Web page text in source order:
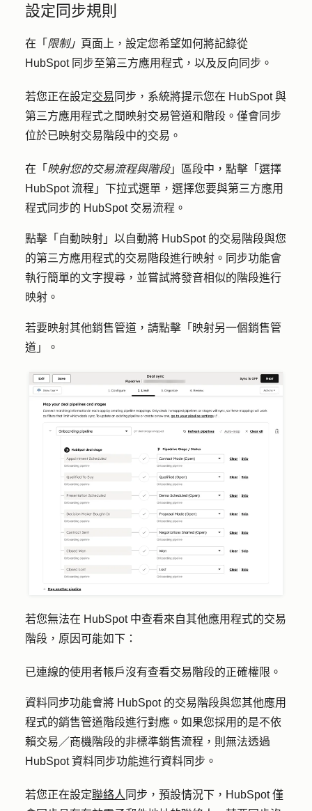
設定同步規則
在「 限制」 頁面上，設定您希望如何將記錄從
HubSpot 同步至第三方應用程式，以及反向同步。
若您正在設定交易 同步，系統將提示您在 HubSpot 與
第三方應用程式之間映射交易管道和階段。僅會同步
位於已映射交易階段中的交易。
在「 映射您的交易流程與階段」區段中，點擊「 選擇
HubSpot 流程 」下拉式選單，選擇您要與第三方應用
程式同步的 HubSpot 交易流程。
點擊 「自動映射 」以自動將 HubSpot 的交易階段與您
的第三方應用程式的交易階段進行映射。同步功能會
執行簡單的文字搜尋，並嘗試將發音相似的階段進行
映射。
若要映射其他銷售管道，請點擊「 映射另一個銷售管
道 」。
若您無法在 HubSpot 中查看來自其他應用程式的交易
階段，原因可能如下：
已連線的使用者帳戶沒有查看交易階段的正確權限。
資料同步功能會將 HubSpot 的交易階段與您其他應用
程式的銷售管道階段進行對應。如果您採用的是不依
賴交易／商機階段的非標準銷售流程，則無法透過
HubSpot 資料同步功能進行資料同步。
若您正在設定聯絡人 同步，預設情況下，HubSpot 僅